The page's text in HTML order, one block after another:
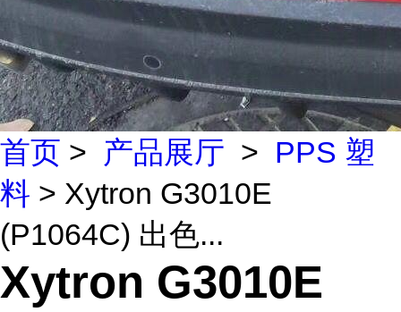
首页 > 产品展厅 > PPS 塑
料 > Xytron G3010E
(P1064C) 出色...
Xytron G3010E